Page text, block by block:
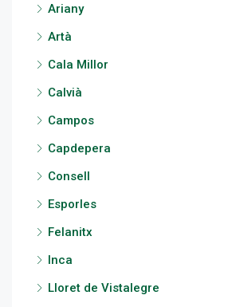
Ariany
Artà
Cala Millor
Calvià
Campos
Capdepera
Consell
Esporles
Felanitx
Inca
Lloret de Vistalegre